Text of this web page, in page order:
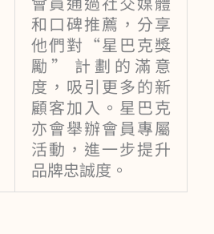
和口碑推薦，分享
他們對“星巴克獎
勵” 計劃的滿意
度，吸引更多的新
顧客加入。星巴克
亦會舉辦會員專屬
活動，進一步提升
品牌忠誠度。